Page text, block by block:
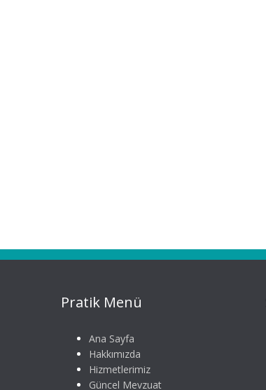
Pratik Menü
Ana Sayfa
Hakkımızda
Hizmetlerimiz
Güncel Mevzuat